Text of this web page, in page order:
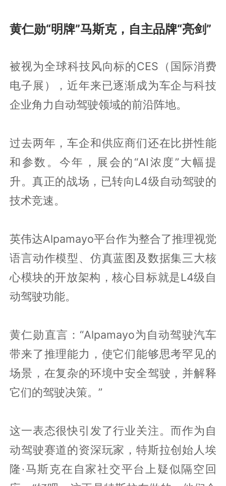
黄仁勋“明牌”马斯克，自主品牌“亮剑”
被视为全球科技风向标的CES（国际消费
电子展），近年来已逐渐成为车企与科技
企业角力自动驾驶领域的前沿阵地。
过去两年，车企和供应商们还在比拼性能
和参数。今年，展会的“AI浓度”大幅提
升。真正的战场，已转向L4级自动驾驶的
技术竞速。
英伟达Alpamayo平台作为整合了推理视觉
语言动作模型、仿真蓝图及数据集三大核
心模块的开放架构，核心目标就是L4级自
动驾驶功能。
黄仁勋直言：“Alpamayo为自动驾驶汽车
带来了推理能力，使它们能够思考罕见的
场景，在复杂的环境中安全驾驶，并解释
它们的驾驶决策。”
这一表态很快引发了行业关注。而作为自
动驾驶赛道的资深玩家，特斯拉创始人埃
隆·马斯克在自家社交平台上疑似隔空回